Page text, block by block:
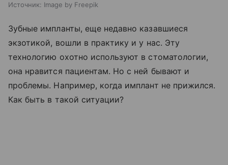
Источник: Image by Freepik
Зубные импланты, еще недавно казавшиеся
экзотикой, вошли в практику и у нас. Эту
технологию охотно используют в стоматологии,
она нравится пациентам. Но с ней бывают и
проблемы. Например, когда имплант не прижился.
Как быть в такой ситуации?